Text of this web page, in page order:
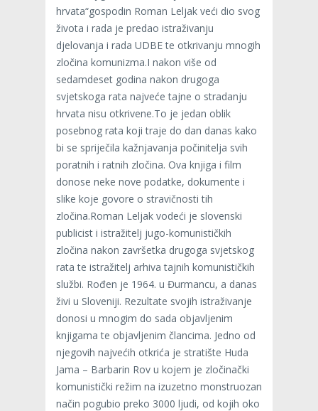
hrvata“gospodin Roman Leljak veći dio svog
života i rada je predao istraživanju
djelovanja i rada UDBE te otkrivanju mnogih
zločina komunizma.I nakon više od
sedamdeset godina nakon drugoga
svjetskoga rata najveće tajne o stradanju
hrvata nisu otkrivene.To je jedan oblik
posebnog rata koji traje do dan danas kako
bi se spriječila kažnjavanja počinitelja svih
poratnih i ratnih zločina. Ova knjiga i film
donose neke nove podatke, dokumente i
slike koje govore o stravičnosti tih
zločina.Roman Leljak vodeći je slovenski
publicist i istražitelj jugo-komunističkih
zločina nakon završetka drugoga svjetskog
rata te istražitelj arhiva tajnih komunističkih
službi. Rođen je 1964. u Đurmancu, a danas
živi u Sloveniji. Rezultate svojih istraživanje
donosi u mnogim do sada objavljenim
knjigama te objavljenim člancima. Jedno od
njegovih najvećih otkrića je stratište Huda
Jama – Barbarin Rov u kojem je zločinački
komunistički režim na izuzetno monstruozan
način pogubio preko 3000 ljudi, od kojih oko